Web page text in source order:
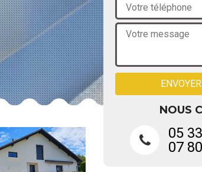
NOUS
05
07